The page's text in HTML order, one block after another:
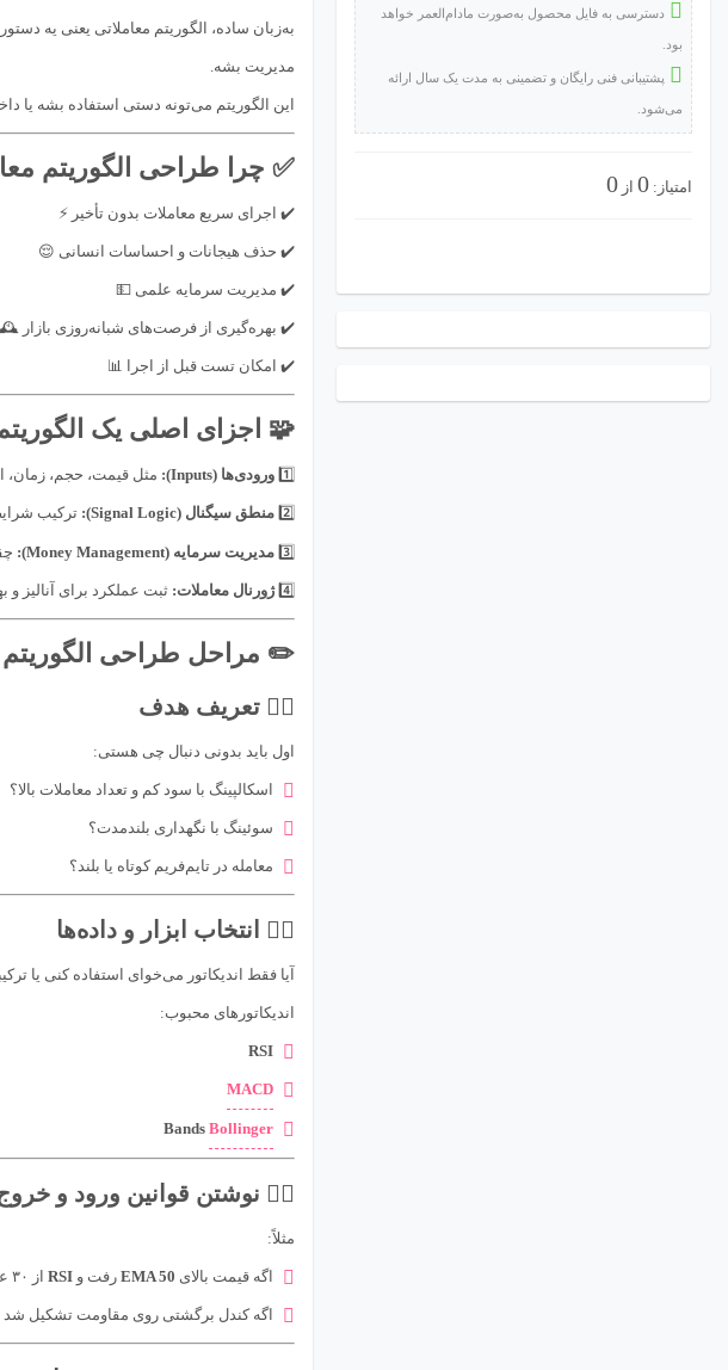
دسترسی به فایل محصول به‌صورت مادام‌العمر خواهد
بود.
پشتیبانی فنی رایگان و تضمینی به مدت یک سال ارائه
می‌شود.
امتیاز: 0 از 0
به‌زبان ساده، الگوریتم معاملاتی یعنی یه
مدیریت بشه.
این الگوریتم می‌تونه دستی استفاده بشه یا
✅ چرا طراحی الگوریتم
✔️ اجرای سریع معاملات بدون تأخیر ⚡
✔️ حذف هیجانات و احساسات انسانی 😌
✔️ مدیریت سرمایه علمی 💵
✔️ بهره‌گیری از فرصت‌های شبانه‌روزی بازار 🕰️
✔️ امکان تست قبل از اجرا 📊
🧩 اجزای اصلی یک
1️⃣ ورودی‌ها (Inputs): مثل قیمت، حجم، زمان،
2️⃣ منطق سیگنال (Signal Logic): ترکیب
3️⃣ مدیریت سرمایه (Money Management):
4️⃣ ژورنال معاملات: ثبت عملکرد برای آنالیز و
✏️ مراحل طراحی الگوریتم
۱️⃣ تعریف هدف
اول باید بدونی دنبال چی هستی:
اسکالپینگ با سود کم و تعداد معاملات بالا؟
سوئینگ با نگهداری بلندمدت؟
معامله در تایم‌فریم کوتاه یا بلند؟
۲️⃣ انتخاب ابزار و داده‌ها
آیا فقط اندیکاتور می‌خوای استفاده کنی یا
اندیکاتورهای محبوب:
RSI
MACD
Bollinger
Bands
۳️⃣ نوشتن قوانین ورود و خروج
مثلاً:
اگه قیمت بالای EMA 50 رفت وRSI از ۳۰ عبور کرد → خرید کن.
اگه کندل برگشتی روی مقاومت تشکیل شد